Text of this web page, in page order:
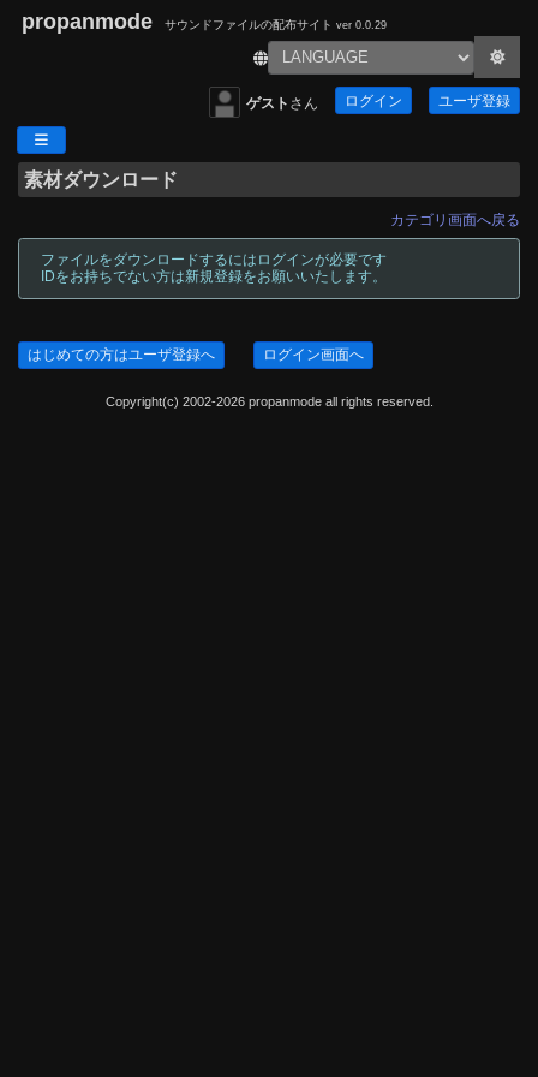
propanmode サウンドファイルの配布サイト ver 0.0.29
ゲスト さん ログイン ユーザ登録
素材ダウンロード
カテゴリ画面へ戻る
ファイルをダウンロードするにはログインが必要です
IDをお持ちでない方は新規登録をお願いいたします。
はじめての方はユーザ登録へ ログイン画面へ
Copyright(c) 2002-2026 propanmode all rights reserved.